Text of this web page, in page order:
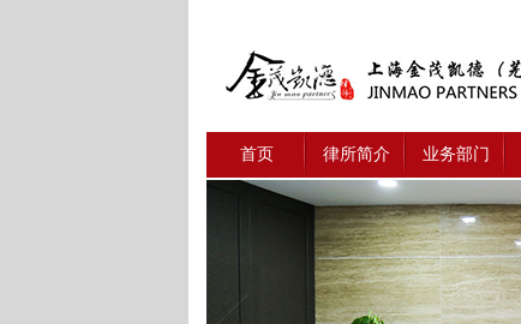
首页 律所简介 业务部门